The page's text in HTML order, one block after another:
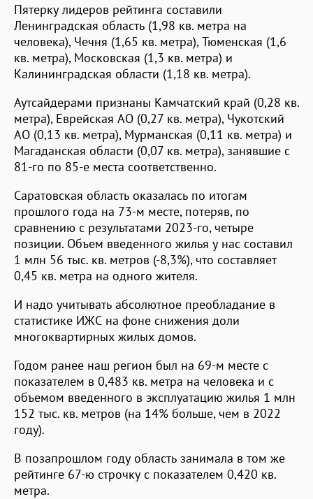
Пятерку лидеров рейтинга составили
Ленинградская область (1,98 кв. метра на
человека), Чечня (1,65 кв. метра), Тюменская (1,6
кв. метра), Московская (1,3 кв. метра) и
Калининградская области (1,18 кв. метра).
Аутсайдерами признаны Камчатский край (0,28 кв.
метра), Еврейская АО (0,27 кв. метра), Чукотский
АО (0,13 кв. метра), Мурманская (0,11 кв. метра) и
Магаданская области (0,07 кв. метра), занявшие с
81-го по 85-е места соответственно.
Саратовская область оказалась по итогам
прошлого года на 73-м месте, потеряв, по
сравнению с результатами 2023-го, четыре
позиции. Объем введенного жилья у нас составил
1 млн 56 тыс. кв. метров (-8,3%), что составляет
0,45 кв. метра на одного жителя.
И надо учитывать абсолютное преобладание в
статистике ИЖС на фоне снижения доли
многоквартирных жилых домов.
Годом ранее наш регион был на 69-м месте с
показателем в 0,483 кв. метра на человека и с
объемом введенного в эксплуатацию жилья 1 млн
152 тыс. кв. метров (на 14% больше, чем в 2022
году).
В позапрошлом году область занимала в том же
рейтинге 67-ю строчку с показателем 0,420 кв.
метра.